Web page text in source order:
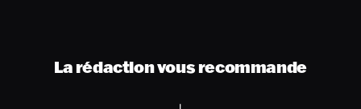
La rédaction vous recommande